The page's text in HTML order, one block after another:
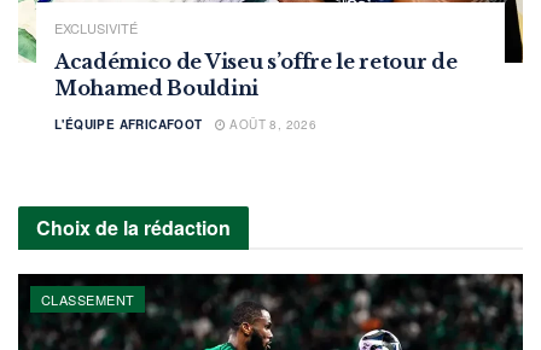
EXCLUSIVITÉ
Académico de Viseu s’offre le retour de
Mohamed Bouldini
L'ÉQUIPE AFRICAFOOT AOÛT 8, 2026
Choix de la rédaction
CLASSEMENT